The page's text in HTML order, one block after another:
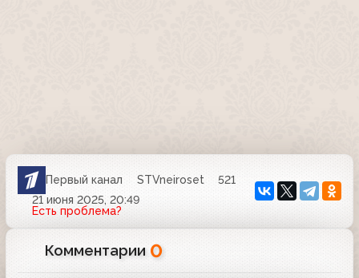
Первый канал STVneiroset
521
21 июня 2025, 20:49
Есть проблема?
Комментарии 0